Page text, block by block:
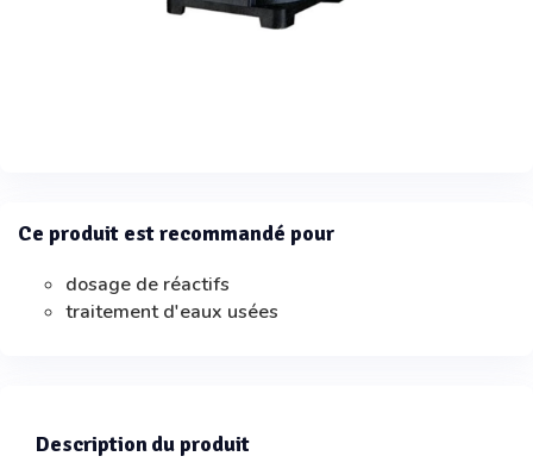
Ce produit est recommandé pour
dosage de réactifs
traitement d'eaux usées
Description du produit